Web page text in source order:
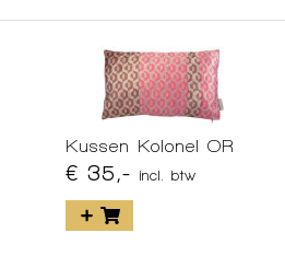
Kussen Kolonel OR
€ 35,- incl. btw